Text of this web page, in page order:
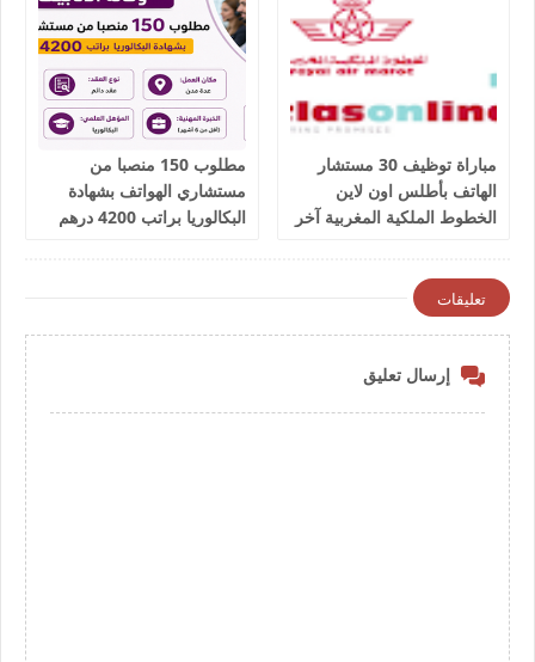
مباراة توظيف 30 مستشار
الهاتف بأطلس اون لاين
الخطوط الملكية المغربية آخر
مطلوب 150 منصبا من
مستشاري الهواتف بشهادة
البكالوريا براتب 4200 درهم
تعليقات
إرسال تعليق